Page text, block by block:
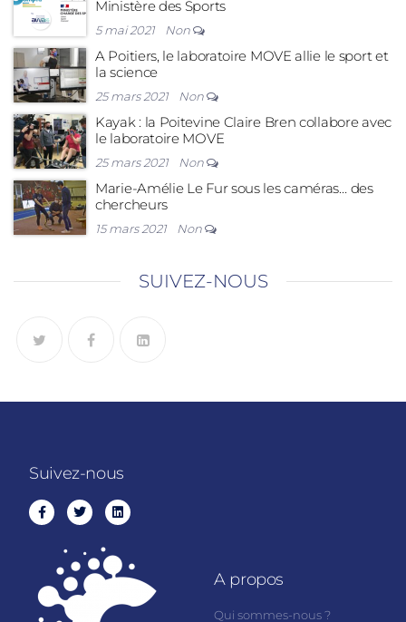
Ministère des Sports
5 mai 2021 Non
A Poitiers, le laboratoire MOVE allie le sport et
la science
25 mars 2021 Non
Kayak : la Poitevine Claire Bren collabore avec
le laboratoire MOVE
25 mars 2021 Non
Marie-Amélie Le Fur sous les caméras… des
chercheurs
15 mars 2021 Non
SUIVEZ-NOUS
Suivez-nous
A propos
Qui sommes-nous ?